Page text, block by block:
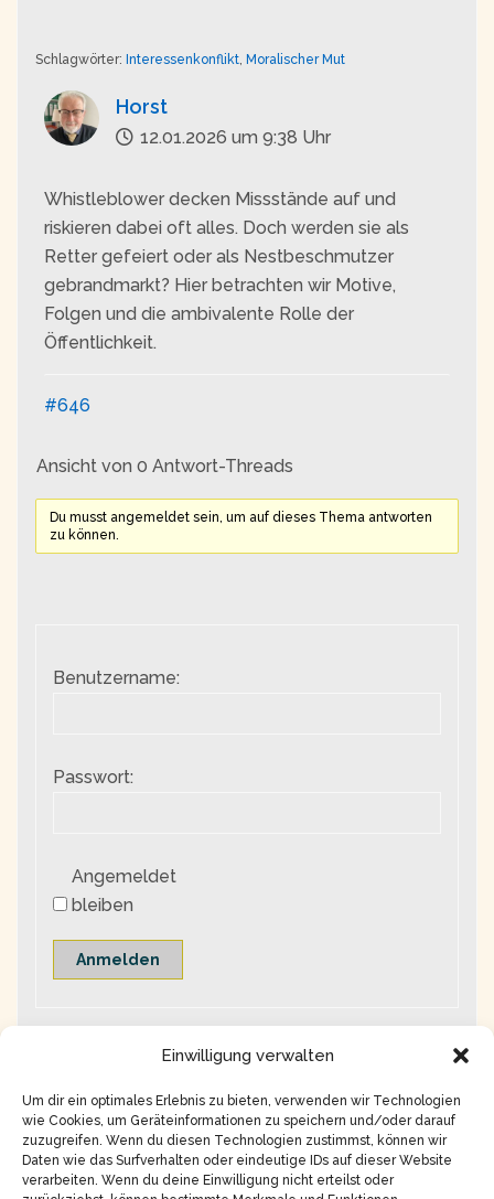
Einwilligung verwalten
Um dir ein optimales Erlebnis zu bieten, verwenden wir Technologien
wie Cookies, um Geräteinformationen zu speichern und/oder darauf
zuzugreifen. Wenn du diesen Technologien zustimmst, können wir
Daten wie das Surfverhalten oder eindeutige IDs auf dieser Website
verarbeiten. Wenn du deine Einwilligung nicht erteilst oder
Schlagwörter: Interessenkonflikt, Moralischer Mut
Horst
12.01.2026 um 9:38 Uhr
Whistleblower decken Missstände auf und
riskieren dabei oft alles. Doch werden sie als
Retter gefeiert oder als Nestbeschmutzer
gebrandmarkt? Hier betrachten wir Motive,
Folgen und die ambivalente Rolle der
Öffentlichkeit.
#646
Ansicht von 0 Antwort-Threads
Du musst angemeldet sein, um auf dieses Thema antworten
zu können.
Benutzername:
Passwort:
Angemeldet
bleiben
Anmelden